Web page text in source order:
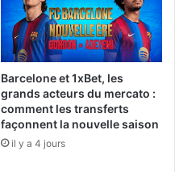
Barcelone et 1xBet, les
grands acteurs du mercato :
comment les transferts
façonnent la nouvelle saison
il y a 4 jours